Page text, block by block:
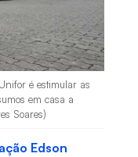
é estimular as
em casa a
Soares)
Edson